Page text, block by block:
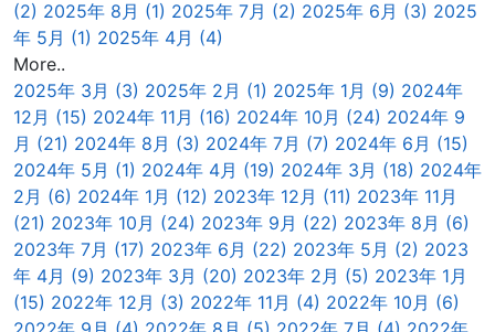
(2) 2025年 8月 (1) 2025年 7月 (2) 2025年 6月 (3) 2025
年 5月 (1) 2025年 4月 (4)
More..
2025年 3月 (3) 2025年 2月 (1) 2025年 1月 (9) 2024年
12月 (15) 2024年 11月 (16) 2024年 10月 (24) 2024年 9
月 (21) 2024年 8月 (3) 2024年 7月 (7) 2024年 6月 (15)
2024年 5月 (1) 2024年 4月 (19) 2024年 3月 (18) 2024年
2月 (6) 2024年 1月 (12) 2023年 12月 (11) 2023年 11月
(21) 2023年 10月 (24) 2023年 9月 (22) 2023年 8月 (6)
2023年 7月 (17) 2023年 6月 (22) 2023年 5月 (2) 2023
年 4月 (9) 2023年 3月 (20) 2023年 2月 (5) 2023年 1月
(15) 2022年 12月 (3) 2022年 11月 (4) 2022年 10月 (6)